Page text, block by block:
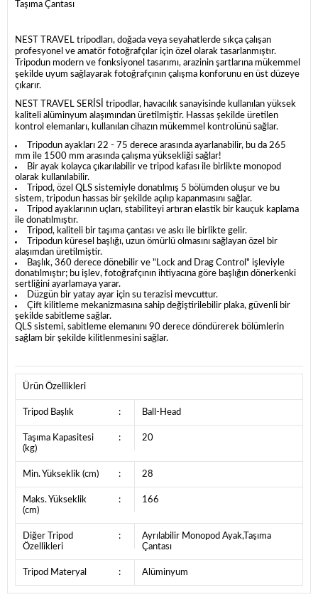
NEST TRAVEL tripodları, doğada veya seyahatlerde sıkça çalışan
profesyonel ve amatör fotoğrafçılar için özel olarak tasarlanmıştır.
Tripodun modern ve fonksiyonel tasarımı, arazinin şartlarına mükemmel
şekilde uyum sağlayarak fotoğrafçının çalışma konforunu en üst düzeye
çıkarır.
NEST TRAVEL SERİSİ tripodlar, havacılık sanayisinde kullanılan yüksek
kaliteli alüminyum alaşımından üretilmiştir. Hassas şekilde üretilen
kontrol elemanları, kullanılan cihazın mükemmel kontrolünü sağlar.
Tripodun ayakları 22 - 75 derece arasında ayarlanabilir, bu da 265
mm ile 1500 mm arasında çalışma yüksekliği sağlar!
Bir ayak kolayca çıkarılabilir ve tripod kafası ile birlikte monopod
olarak kullanılabilir.
Tripod, özel QLS sistemiyle donatılmış 5 bölümden oluşur ve bu
sistem, tripodun hassas bir şekilde açılıp kapanmasını sağlar.
Tripod ayaklarının uçları, stabiliteyi artıran elastik bir kauçuk kaplama
ile donatılmıştır.
Tripod, kaliteli bir taşıma çantası ve askı ile birlikte gelir.
Tripodun küresel başlığı, uzun ömürlü olmasını sağlayan özel bir
alaşımdan üretilmiştir.
Başlık, 360 derece dönebilir ve "Lock and Drag Control" işleviyle
donatılmıştır; bu işlev, fotoğrafçının ihtiyacına göre başlığın dönerkenki
sertliğini ayarlamaya yarar.
Düzgün bir yatay ayar için su terazisi mevcuttur.
Çift kilitleme mekanizmasına sahip değiştirilebilir plaka, güvenli bir
şekilde sabitleme sağlar.
QLS sistemi, sabitleme elemanını 90 derece döndürerek bölümlerin
sağlam bir şekilde kilitlenmesini sağlar.
Taşıma Çantası
Ürün Özellikleri
Tripod Başlık : Ball-Head
Taşıma Kapasitesi
(kg)
: 20
Min. Yükseklik (cm) : 28
Maks. Yükseklik
(cm)
: 166
Diğer Tripod
Özellikleri
:
Ayrılabilir Monopod Ayak,Taşıma
Çantası
Tripod Materyal : Alüminyum